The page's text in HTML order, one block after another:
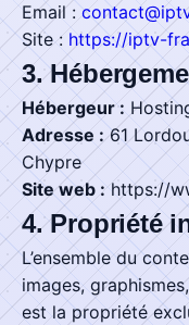
Email :
Site : https://iptv-
3.
Hébergeur :
Adresse : 61
Chypre
Site web : https://
4. Propriété
L’ensemble du
images,
est la propriété